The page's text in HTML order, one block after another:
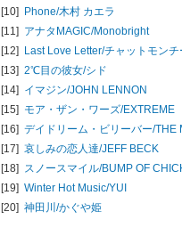
[10] Phone/木村 カエラ
[11] アナタMAGIC/Monobright
[12] Last Love Letter/チャットモンチ
[13] 2℃目の彼女/シド
[14] イマジン/JOHN LENNON
[15] モア・ザン・ワーズ/EXTREME
[16] デイドリーム・ビリーバー/THE
[17] 哀しみの恋人達/JEFF BECK
[18] スノースマイル/BUMP OF
[19] Winter Hot Music/YUI
[20] 神田川/かぐや姫